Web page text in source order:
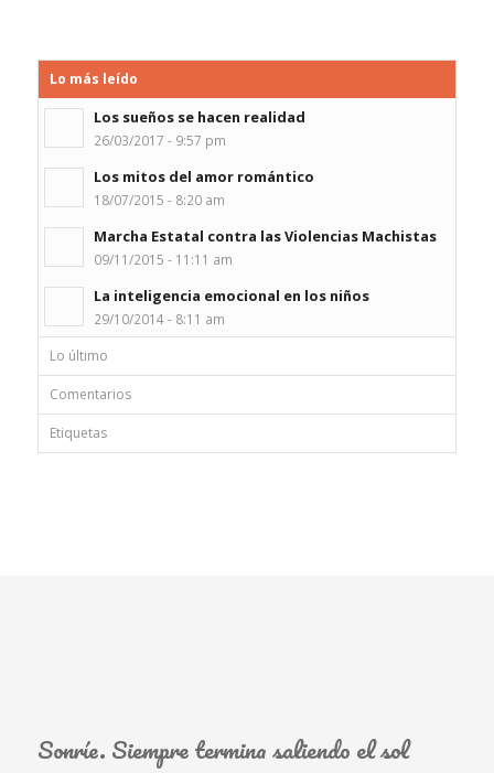
Lo más leído
Los sueños se hacen realidad
26/03/2017 - 9:57 pm
Los mitos del amor romántico
18/07/2015 - 8:20 am
Marcha Estatal contra las Violencias Machistas
09/11/2015 - 11:11 am
La inteligencia emocional en los niños
29/10/2014 - 8:11 am
Lo último
Comentarios
Etiquetas
Sonríe. Siempre termina saliendo el sol